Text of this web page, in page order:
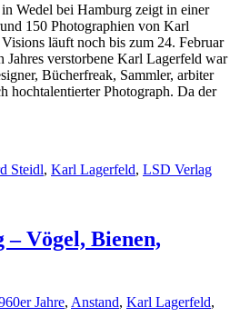
Wedel bei Hamburg zeigt in einer
150 Photographien von Karl
läuft noch bis zum 24. Februar
Jahres verstorbene Karl Lagerfeld war
Bücherfreak, Sammler, arbiter
hochtalentierter Photograph. Da der
Steidl, Karl Lagerfeld, LSD Verlag
Vögel, Bienen,
Jahre, Anstand, Karl Lagerfeld,